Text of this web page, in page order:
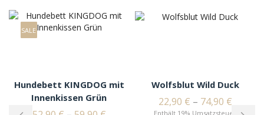
SALE
Hundebett KINGDOG mit
Innenkissen Grün
Wolfsblut Wild Duck
22,90 € – 74,90 €
Enthält 19% Umsatzsteuer